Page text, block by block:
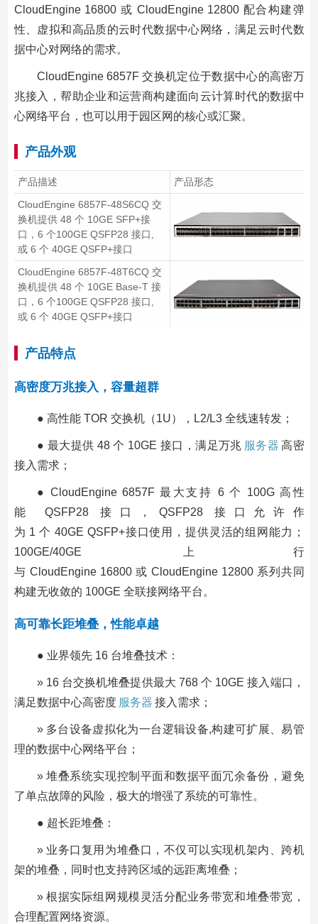
CloudEngine 16800 或 CloudEngine 12800 配合构建弹
性、虚拟和高品质的云时代数据中心网络，满足云时代数
据中心对网络的需求。
CloudEngine 6857F 交换机定位于数据中心的高密万
兆接入，帮助企业和运营商构建面向云计算时代的数据中
心网络平台，也可以用于园区网的核心或汇聚。
产品外观
产品描述
产品形态
CloudEngine 6857F-48S6CQ 交
换机提供 48 个 10GE SFP+接
口，6 个100GE QSFP28 接口,
或 6 个 40GE QSFP+接口
CloudEngine 6857F-48T6CQ 交
换机提供 48 个 10GE Base-T 接
口，6 个100GE QSFP28 接口,
或 6 个 40GE QSFP+接口
产品特点
高密度万兆接入，容量超群
● 高性能 TOR 交换机（1U），L2/L3 全线速转发；
● 最大提供 48 个 10GE 接口，满足万兆 服务器 高密
接入需求；
● CloudEngine 6857F 最大支持 6 个 100G 高性
能 QSFP28 接口，QSFP28 接口允许作
为 1 个 40GE QSFP+接口使用，提供灵活的组网能力；
100GE/40GE 上行
与 CloudEngine 16800 或 CloudEngine 12800 系列共同
构建无收敛的 100GE 全联接网络平台。
高可靠长距堆叠，性能卓越
● 业界领先 16 台堆叠技术：
» 16 台交换机堆叠提供最大 768 个 10GE 接入端口，
满足数据中心高密度 服务器 接入需求；
» 多台设备虚拟化为一台逻辑设备,构建可扩展、易管
理的数据中心网络平台；
» 堆叠系统实现控制平面和数据平面冗余备份，避免
了单点故障的风险，极大的增强了系统的可靠性。
● 超长距堆叠：
» 业务口复用为堆叠口，不仅可以实现机架内、跨机
架的堆叠，同时也支持跨区域的远距离堆叠；
» 根据实际组网规模灵活分配业务带宽和堆叠带宽，
合理配置网络资源。